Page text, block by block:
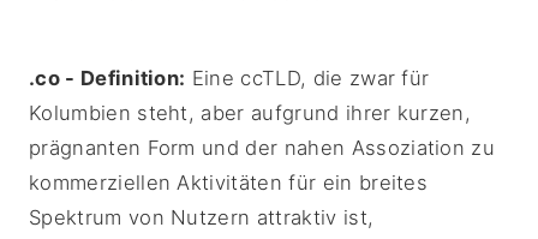
.co - Definition: Eine ccTLD, die zwar für
Kolumbien steht, aber aufgrund ihrer kurzen,
prägnanten Form und der nahen Assoziation zu
kommerziellen Aktivitäten für ein breites
Spektrum von Nutzern attraktiv ist,